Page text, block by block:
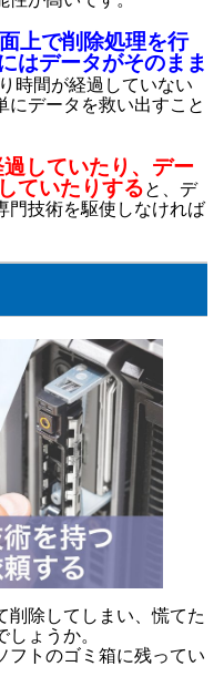
上で削除処理を行
はデータがそのまま
時間が経過していない
にデータを救い出すこと
していたり、デー
ていたりすると、デ
門技術を駆使しなければ
削除してしまい、慌てた
ょうか。
フトのゴミ箱に残ってい